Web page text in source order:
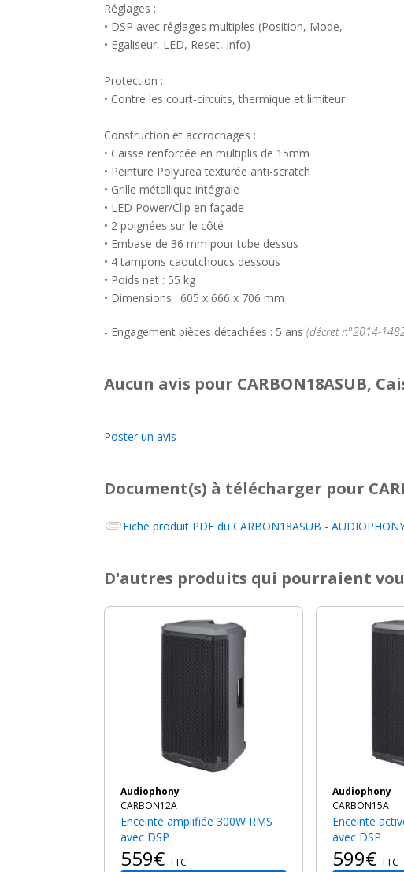
Réglages :
• DSP avec réglages multiples (Position, Mode,
• Egaliseur, LED, Reset, Info)
Protection :
• Contre les court-circuits, thermique et limiteur
Construction et accrochages :
• Caisse renforcée en multiplis de 15mm
• Peinture Polyurea texturée anti-scratch
• Grille métallique intégrale
• LED Power/Clip en façade
• 2 poignées sur le côté
• Embase de 36 mm pour tube dessus
• 4 tampons caoutchoucs dessous
• Poids net : 55 kg
• Dimensions : 605 x 666 x 706 mm
- Engagement pièces détachées : 5 ans (décret n°2014-
Aucun avis pour CARBON18ASUB,
Poster un avis
Document(s) à télécharger pour
Fiche produit PDF du CARBON18ASUB -
D'autres produits qui pourraient
Audiophony
CARBON12A
Enceinte amplifiée 300W RMS
avec DSP
559€ TTC
Audiophony
CARBON15A
Enceinte active 1500W RMS
avec DSP
599€ TTC